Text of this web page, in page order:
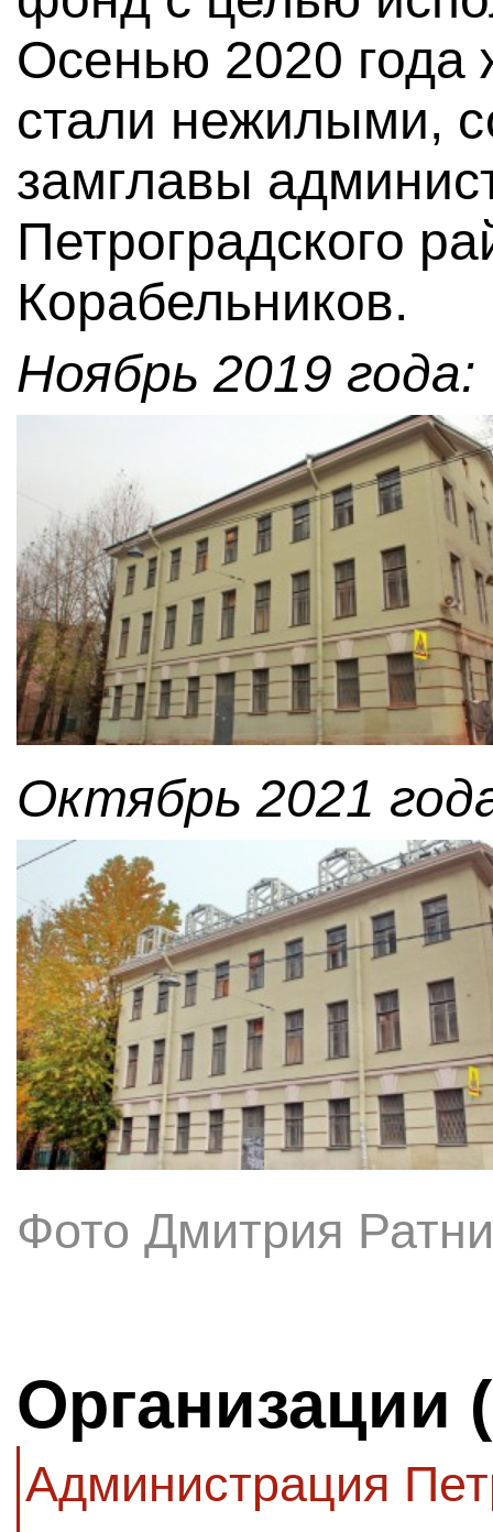
Осенью 2020
стали нежилыми,
замглавы
Петроградского
Корабельников.
Ноябрь 2019 года:
Октябрь 2021
Фото Дмитрия
Организации
Администрация